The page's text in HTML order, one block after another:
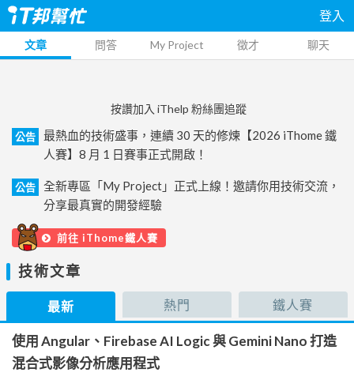
登入
文章 問答 My Project 徵才 聊天
按讚加入 iThelp 粉絲團追蹤
公告
最熱血的技術盛事，連續 30 天的修煉【2026 iThome 鐵
人賽】8 月 1 日賽事正式開啟！
公告
全新專區「My Project」正式上線！邀請你用技術交流，
分享最真實的開發經驗
前往 iThome鐵人賽
技術文章
最新 熱門 鐵人賽
使用 Angular、Firebase AI Logic 與 Gemini Nano 打造
混合式影像分析應用程式